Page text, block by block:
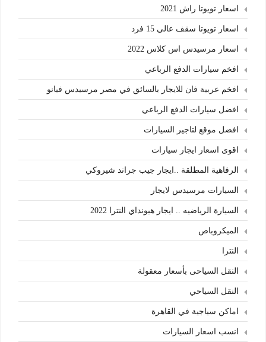
اسعار تويوتا راش 2021
اسعار تويوتا سقف عالي 15 فرد
اسعار مرسيدس اس كلاس 2022
افخم سيارات الدفع الرباعي
افخم عربية فان للايجار بالسائق في مصر مرسيدس فيانو
افضل سيارات الدفع الرباعي
افضل موقع لتاجير السيارات
اقوى اسعار ايجار سيارات
الرفاهية المطلقة ..ايجار جيب جراند شيروكي
السيارات مرسيدس لايجار
السيارة الرياضيه .. ايجار هيونداي النترا 2022
الميكروباص
النترا
النقل السياحى بأسعار معقولة
النقل السياحي
اماكن سياجية في القاهرة
انسب اسعار السيارات